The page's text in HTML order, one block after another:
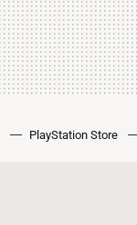
PlayStation Store